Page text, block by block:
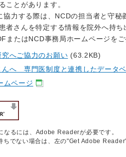
ことがあります。
協力する際は、NCDの担当者と守
者さんを特定する情報を院外へ持
またはNCD事務局ホームページをご
究へご協力のお願い (63.2KB)
んへ＿専門医制度と連携したデータ
ムページ
なるには、Adobe Readerが必要です。
でない場合は、左の"Get Adobe